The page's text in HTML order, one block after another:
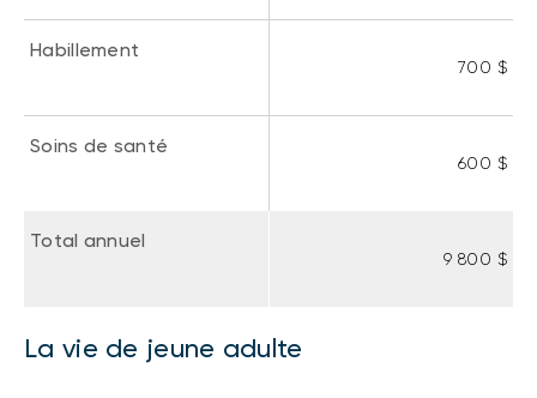
Habillement
700 $
Soins de santé
600 $
Total annuel
9 800 $
La vie de jeune adulte